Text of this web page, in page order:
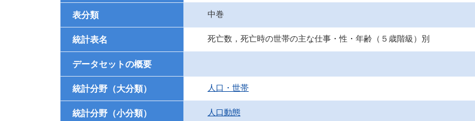
表分類 中巻
統計表名 死亡数，死亡時の世帯の主な仕事・性・年齢（５歳階級）別
データセットの概要
統計分野（大分類） 人口・世帯
統計分野（小分類） 人口動態